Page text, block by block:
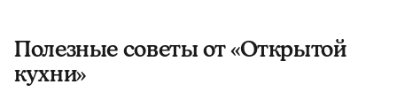
Полезные советы от «Открытой
кухни»